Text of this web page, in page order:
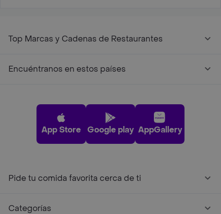
Top Marcas y Cadenas de Restaurantes
Encuéntranos en estos países
App Store Google play AppGallery
Pide tu comida favorita cerca de ti
Categorías